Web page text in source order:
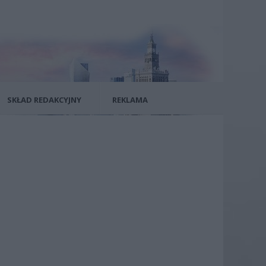
SKŁAD REDAKCYJNY REKLAMA